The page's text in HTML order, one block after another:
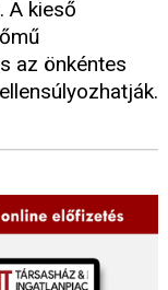
A kieső
az önkéntes